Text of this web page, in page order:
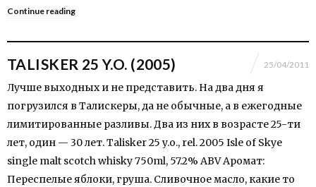
Continue reading
TALISKER 25 Y.O. (2005) 25/04/2011
Лучше выходных и не представить. На два дня я
погрузился в Талискеры, да не обычные, а в ежегодные
лимитированные разливы. Два из них в возрасте 25-ти
лет, один — 30 лет. Talisker 25 y.o., rel. 2005 Isle of Skye
single malt scotch whisky 750ml, 57.2% ABV Аромат:
Переспелые яблоки, груша. Сливочное масло, какие то